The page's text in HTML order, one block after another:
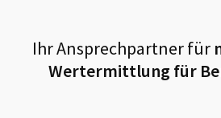
Ihr Ansprechpartner für
Wertermittlung für